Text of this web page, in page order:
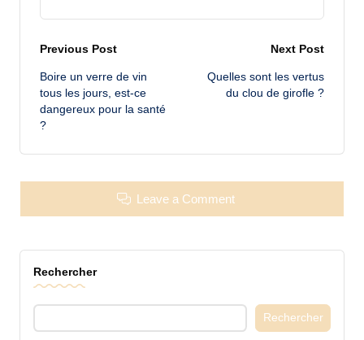
Post
navigation
Previous Post
Boire un verre de vin
tous les jours, est-ce
dangereux pour la santé
?
Next Post
Quelles sont les vertus
du clou de girofle ?
Leave a Comment
Rechercher
Rechercher